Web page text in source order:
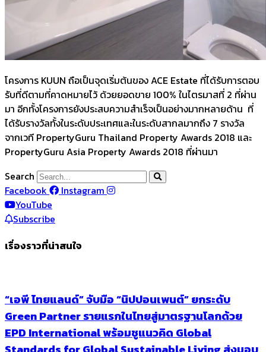
โครงการ KUUN ถือเป็นจุดเริ่มต้นของ ACE Estate ที่ได้รับการตอบ
รับที่ดีตามที่คาดหมายไว้ ด้วยยอดขาย 100% ในไตรมาสที่ 2 ที่ผ่าน
มา อีกทั้งโครงการยังประสบความสำเร็จเป็นอย่างมากหลายด้าน ที่
ได้รับรางวัลทั้งในระดับประเทศและในระดับสากลมากถึง 7 รางวัล
จากเวที PropertyGuru Thailand Property Awards 2018 และ
PropertyGuru Asia Property Awards 2018 ที่ผ่านมา
Search
Facebook
Instagram
YouTube
Subscribe
เรื่องราวที่น่าสนใจ
“เอพี ไทยแลนด์” จับมือ “นิปปอนเพนต์” ยกระดับ
Green Partner รายแรกในไทยสู่มาตรฐานโลกด้วย
EPD International พร้อมชูแนวคิด Global